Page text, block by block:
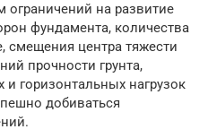
ограничений на развитие
фундамента, количества
смещения центра тяжести
прочности грунта,
горизонтальных нагрузок
добиваться